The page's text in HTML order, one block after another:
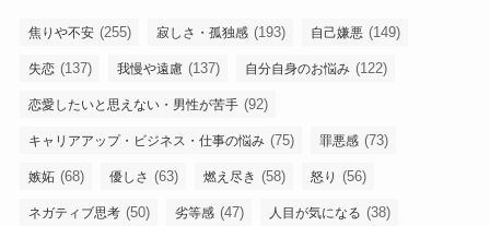
焦りや不安 (255) 寂しさ・孤独感 (193) 自己嫌悪 (149)
失恋 (137) 我慢や遠慮 (137) 自分自身のお悩み (122)
恋愛したいと思えない・男性が苦手 (92)
キャリアアップ・ビジネス・仕事の悩み (75) 罪悪感 (73)
嫉妬 (68) 優しさ (63) 燃え尽き (58) 怒り (56)
ネガティブ思考 (50) 劣等感 (47) 人目が気になる (38)